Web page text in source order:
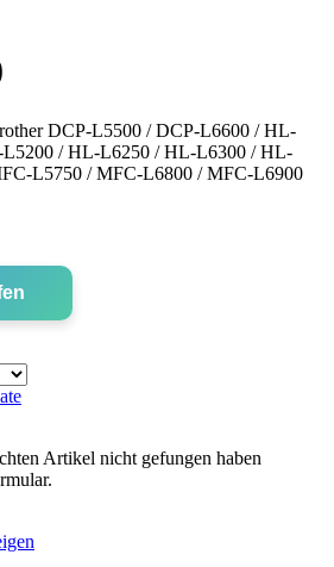
DCP-L5500 / DCP-L6600 / HL-
/ HL-L6250 / HL-L6300 / HL-
L5750 / MFC-L6800 / MFC-L6900
Artikel nicht gefungen haben